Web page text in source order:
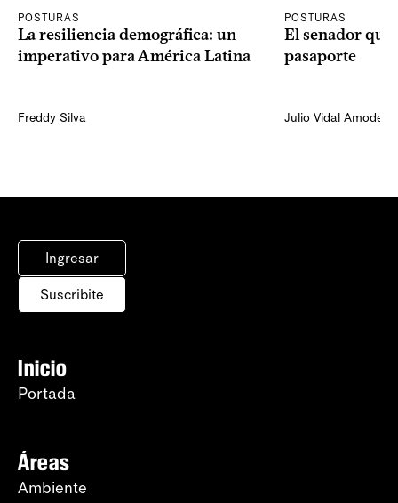
POSTURAS
La resiliencia demográfica: un
imperativo para América Latina
Freddy Silva
POSTURAS
El senador
pasaporte
Julio Vidal Amodeo
Ingresar
Suscribite
Inicio
Portada
Áreas
Ambiente